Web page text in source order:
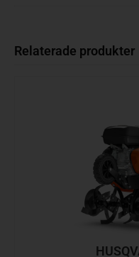
Relaterade produkter